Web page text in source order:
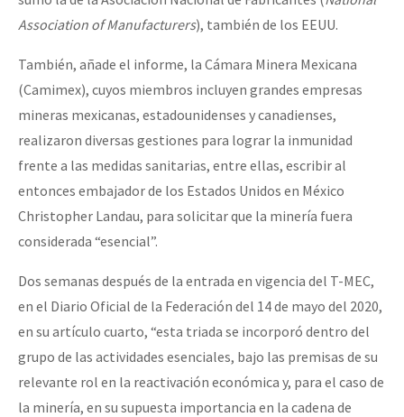
Association of Manufacturers), también de los EEUU.
También, añade el informe, la Cámara Minera Mexicana
(Camimex), cuyos miembros incluyen grandes empresas
mineras mexicanas, estadounidenses y canadienses,
realizaron diversas gestiones para lograr la inmunidad
frente a las medidas sanitarias, entre ellas, escribir al
entonces embajador de los Estados Unidos en México
Christopher Landau, para solicitar que la minería fuera
considerada “esencial”.
Dos semanas después de la entrada en vigencia del T-MEC,
en el Diario Oficial de la Federación del 14 de mayo del 2020,
en su artículo cuarto, “esta triada se incorporó dentro del
grupo de las actividades esenciales, bajo las premisas de su
relevante rol en la reactivación económica y, para el caso de
la minería, en su supuesta importancia en la cadena de